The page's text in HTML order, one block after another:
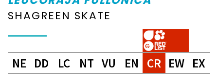
SHAGREEN SKATE
NE DD LC NT VU EN CR EW EX